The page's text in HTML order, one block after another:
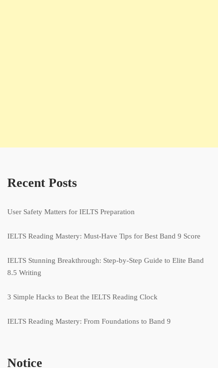
Recent Posts
User Safety Matters for IELTS Preparation
IELTS Reading Mastery: Must-Have Tips for Best Band 9 Score
IELTS Stunning Breakthrough: Step-by-Step Guide to Elite Band
8.5 Writing
3 Simple Hacks to Beat the IELTS Reading Clock
IELTS Reading Mastery: From Foundations to Band 9
Notice